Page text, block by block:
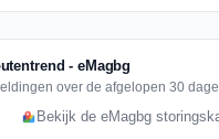
- eMagbg
over de afgelopen 30
Bekijk de eMagbg